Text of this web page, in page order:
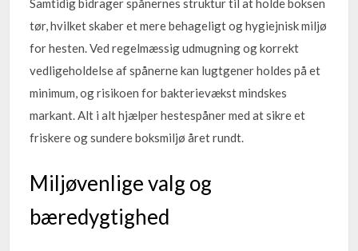
tør, hvilket skaber et mere behageligt og hygiejnisk miljø
for hesten. Ved regelmæssig udmugning og korrekt
vedligeholdelse af spånerne kan lugtgener holdes på et
minimum, og risikoen for bakterievækst mindskes
markant. Alt i alt hjælper hestespåner med at sikre et
friskere og sundere boksmiljø året rundt.
Miljøvenlige valg og
bæredygtighed